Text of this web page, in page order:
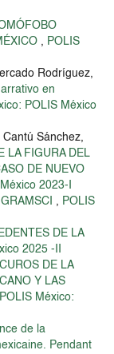
, POLIS
Rodríguez,
en
POLIS México
Sánchez,
LA FIGURA DEL
DE NUEVO
2023-I
, POLIS
DE LA
2025 -II
DE LA
Y LAS
POLIS México:
de la
Pendant